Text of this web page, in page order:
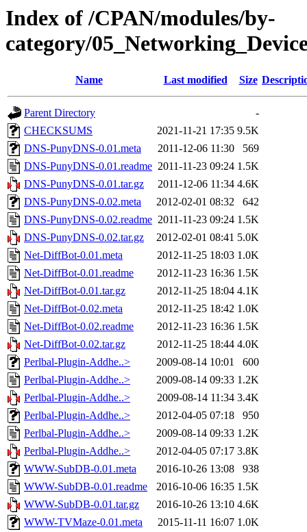
Index of /CPAN/modules/by-
category/
Name Last modified Size
Parent Directory
-
CHECKSUMS
2021-11-21 17:35 9.5K
DNS-PunyDNS-0.01.meta
2011-12-06 11:30
569
DNS-PunyDNS-0.01.readme 2011-11-23 09:24 1.5K
DNS-PunyDNS-0.01.tar.gz
2011-12-06 11:34 4.6K
DNS-PunyDNS-0.02.meta
2012-02-01 08:32
642
DNS-PunyDNS-0.02.readme 2011-11-23 09:24 1.5K
DNS-PunyDNS-0.02.tar.gz
2012-02-01 08:41 5.0K
Net-DiffBot-0.01.meta
2012-11-25 18:03 1.0K
Net-DiffBot-0.01.readme
2012-11-23 16:36 1.5K
Net-DiffBot-0.01.tar.gz
2012-11-25 18:04 4.1K
Net-DiffBot-0.02.meta
2012-11-25 18:42 1.0K
Net-DiffBot-0.02.readme
2012-11-23 16:36 1.5K
Net-DiffBot-0.02.tar.gz
2012-11-25 18:44 4.0K
Perlbal-Plugin-Addhe..>
2009-08-14 10:01
600
Perlbal-Plugin-Addhe..>
2009-08-14 09:33 1.2K
Perlbal-Plugin-Addhe..>
2009-08-14 11:34 3.4K
Perlbal-Plugin-Addhe..>
2012-04-05 07:18
950
Perlbal-Plugin-Addhe..>
2009-08-14 09:33 1.2K
Perlbal-Plugin-Addhe..>
2012-04-05 07:17 3.8K
WWW-SubDB-0.01.meta
2016-10-26 13:08
938
WWW-SubDB-0.01.readme
2016-10-06 16:35 1.5K
WWW-SubDB-0.01.tar.gz
2016-10-26 13:10 4.6K
WWW-TVMaze-0.01.meta
2015-11-11 16:07 1.0K